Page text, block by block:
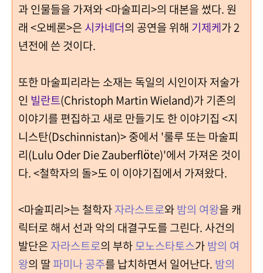
과 인물들을 가져와 <마술피리>의 대본을 썼다. 원
래 <오베론>은 시카네더의 공연을 위해 기제케가 2
년전에 쓴 것이다.
또한 마술피리라는 소재는 독일의 시인이자 저술가
인 빌란트(Christoph Martin Wieland)가 기존의
이야기를 편집하고 새로 만들기도 한 이야기집 <지
니스탄(Dschinnistan)> 중에서 '룰루 또는 마술피
리(Lulu Oder Die Zauberflöte)'에서 가져온 것이
다. <철학자의 돌>도 이 이야기집에서 가져왔다.
<마술피리>는 철학자자라스트로와밤의 여왕을 캐
릭터로 해서 선과 악의 대결구도를 그린다. 사건의
발단은 자라스트로의 부하모노스타토스가밤의 여
왕의 딸파미나 공주를 납치하면서 일어난다. 밤의